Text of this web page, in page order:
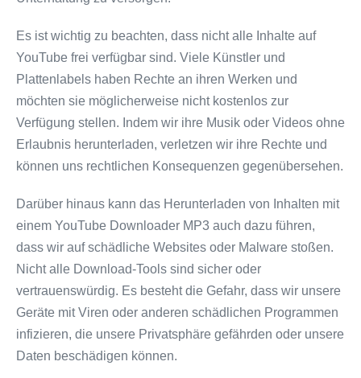
Es ist wichtig zu beachten, dass nicht alle Inhalte auf
YouTube frei verfügbar sind. Viele Künstler und
Plattenlabels haben Rechte an ihren Werken und
möchten sie möglicherweise nicht kostenlos zur
Verfügung stellen. Indem wir ihre Musik oder Videos ohne
Erlaubnis herunterladen, verletzen wir ihre Rechte und
können uns rechtlichen Konsequenzen gegenübersehen.
Darüber hinaus kann das Herunterladen von Inhalten mit
einem YouTube Downloader MP3 auch dazu führen,
dass wir auf schädliche Websites oder Malware stoßen.
Nicht alle Download-Tools sind sicher oder
vertrauenswürdig. Es besteht die Gefahr, dass wir unsere
Geräte mit Viren oder anderen schädlichen Programmen
infizieren, die unsere Privatsphäre gefährden oder unsere
Daten beschädigen können.